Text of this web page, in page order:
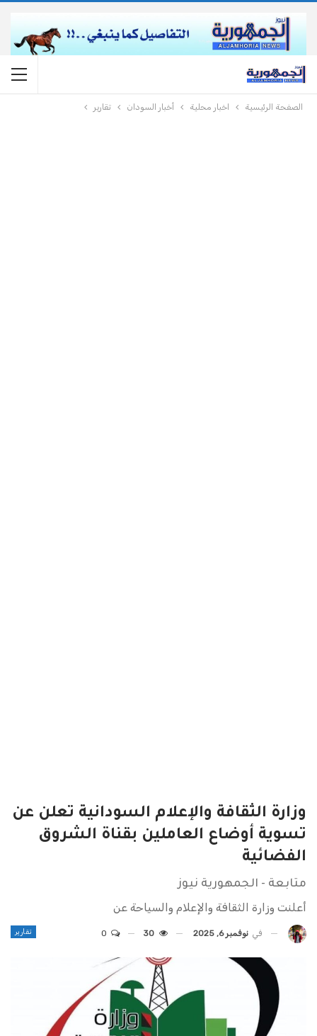
الصفحة الرئيسية اخبار محلية أخبار السودان تقارير
وزارة الثقافة والإعلام السودانية تعلن عن
تسوية أوضاع العاملين بقناة الشروق
الفضائية
متابعة - الجمهورية نيوز
أعلنت وزارة الثقافة والإعلام والسياحة عن
تقارير في نوفمبر 6, 2025 30